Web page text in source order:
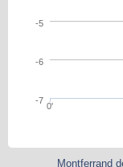
0'
-7
-6
-5
Montferrand